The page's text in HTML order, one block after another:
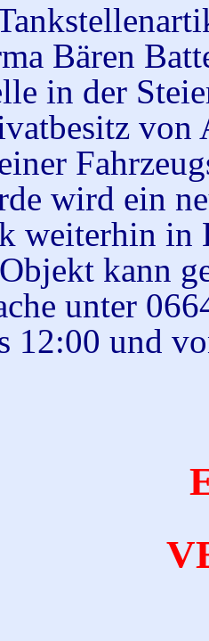
Bären
in der
wird ein
weiterhin in
kann
unter
12:00 und